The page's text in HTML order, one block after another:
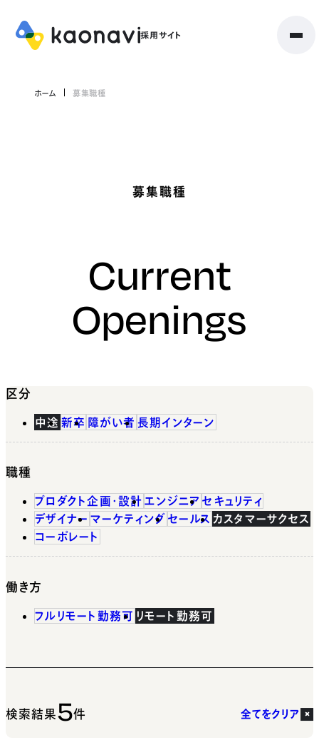
ホーム 募集職種
募集職種
Current
Openings
区分
中途 新卒 障がい者 長期インターン
職種
プロダクト企画・設計 エンジニア セキュリティ
デザイナー マーケティング セールス カスタマーサクセス
コーポレート
働き方
フルリモート勤務可 リモート勤務可
検索結果5件 全てをクリア